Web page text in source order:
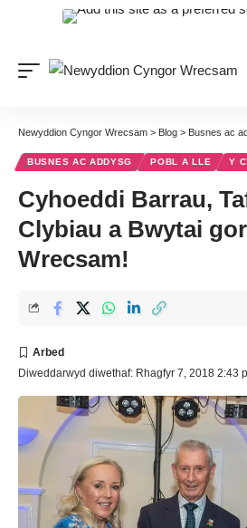
Newyddion Cyngor Wrecsam > Blog > Busnes ac
BUSNES AC ADDYSG POBL A LLE Y
Cyhoeddi Barrau,
Clybiau a Bwytai
Wrecsam!
Diweddarwyd diwethaf: Rhagfyr 7, 2018 2:43